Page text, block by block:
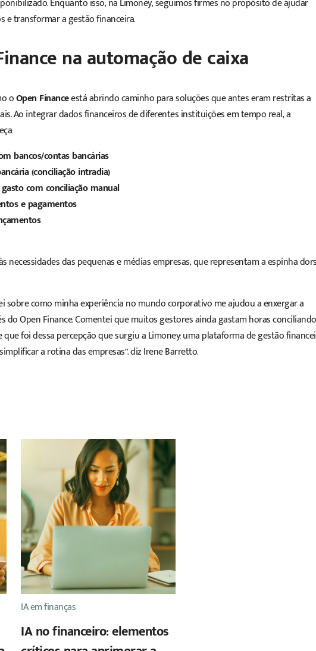
e transformar a gestão financeira.
na automação de caixa
oOpen Financeestá abrindo caminho para soluções que antes eram restritas a
Ao integrar dados financeiros de diferentes instituições em tempo real, a
bancos/contas bancárias
(conciliação intradia)
com conciliação manual
e pagamentos
necessidades das pequenas e médias empresas, que representam a espinha
sobre como minha experiência no mundo corporativo me ajudou a enxergar a
do Open Finance. Comentei que muitos gestores ainda gastam horas
foi dessa percepção que surgiu a Limoney: uma plataforma de gestão
a rotina das empresas”. diz Irene Barretto.
IA em finanças
IA no financeiro: elementos